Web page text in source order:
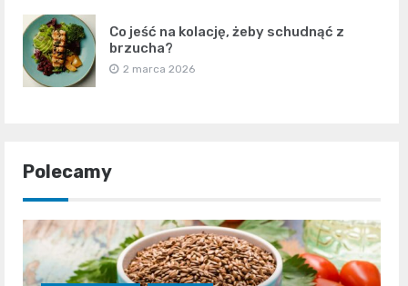
Co jeść na kolację, żeby schudnąć z
brzucha?
2 marca 2026
Polecamy